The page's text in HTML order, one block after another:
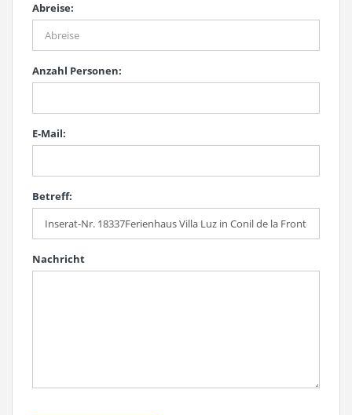
Abreise:
Anzahl Personen:
E-Mail:
Betreff:
Nachricht